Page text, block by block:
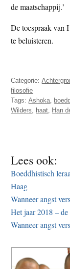
de maatschappij.’
De toespraak van
te beluisteren.
Categorie:
filosofie
Tags:Ashoka,
Wilders, haat, Han
Lees ook:
Boeddhistisch
Haag
Wanneer angst
Het jaar 2018 – de
Wanneer angst